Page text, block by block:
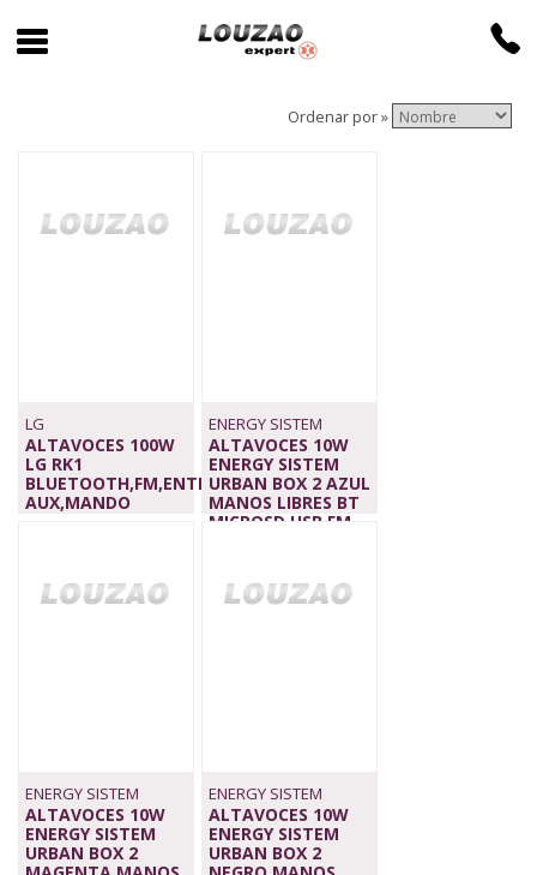
Ordenar por »
LG
ALTAVOCES 100W
LG RK1
BLUETOOTH,FM,ENTRADA
AUX,MANDO
ENERGY SISTEM
ALTAVOCES 10W
ENERGY SISTEM
URBAN BOX 2 AZUL
MANOS LIBRES BT
MICROSD USB FM
ENERGY SISTEM
ALTAVOCES 10W
ENERGY SISTEM
URBAN BOX 2
ENERGY SISTEM
ALTAVOCES 10W
ENERGY SISTEM
URBAN BOX 2